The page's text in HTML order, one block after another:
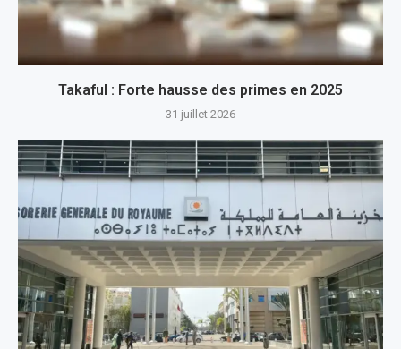
Takaful : Forte hausse des primes en 2025
31 juillet 2026